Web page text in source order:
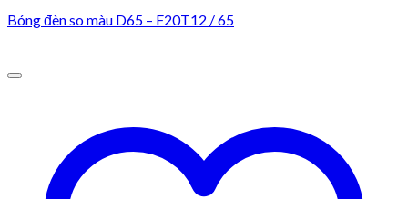
Bóng đèn so màu D65 – F20T12 / 65